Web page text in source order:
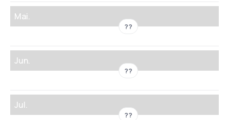
Mai.
??
Jun.
??
Jul.
??